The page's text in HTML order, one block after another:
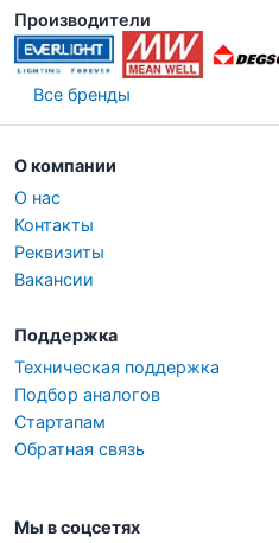
Производители
Все бренды
О компании
О нас
Контакты
Реквизиты
Вакансии
Поддержка
Техническая поддержка
Подбор аналогов
Стартапам
Обратная связь
Мы в соцсетях